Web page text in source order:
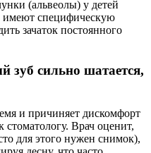
(альвеолы) у детей
имеют специфическую
зачаток постоянного
зуб сильно шатается,
и причиняет дискомфорт
Врач оценит,
для этого нужен снимок),